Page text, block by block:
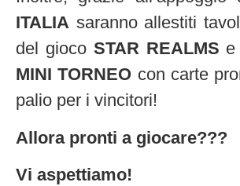
ITALIA saranno allestiti
del gioco STAR REALMS e
MINI TORNEO con carte
palio per i vincitori!
Allora pronti a giocare???
Vi aspettiamo!